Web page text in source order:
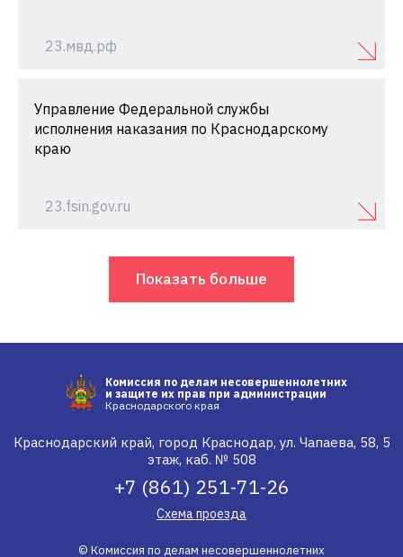
23.мвд.рф
Управление Федеральной службы
исполнения наказания по Краснодарскому
краю
23.fsin.gov.ru
Показать больше
Комиссия по делам несовершеннолетних
и защите их прав при администрации
Краснодарского края
Краснодарский край, город Краснодар, ул. Чапаева, 58, 5
этаж, каб. № 508
+7 (861) 251-71-26
Схема проезда
© Комиссия по делам несовершеннолетних